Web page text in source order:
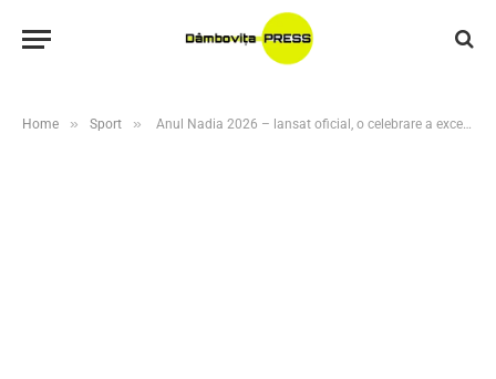
Home » Sport » Anul Nadia 2026 – lansat oficial, o celebrare a excelenței și a gimnasticii românești